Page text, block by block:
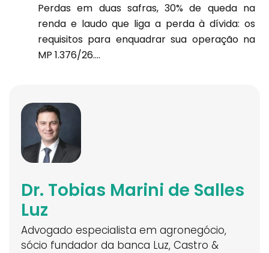
Perdas em duas safras, 30% de queda na
renda e laudo que liga a perda à dívida: os
requisitos para enquadrar sua operação na
MP 1.376/26....
Dr. Tobias Marini de Salles
Luz
Advogado especialista em agronegócio,
sócio fundador da banca Luz, Castro &